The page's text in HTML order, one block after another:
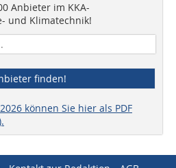
Anbieter im KKA-
und Klimatechnik!
finden!
können Sie hier als PDF